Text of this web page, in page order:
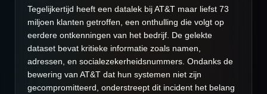
Tegelijkertijd heeft een datalek bij AT&T maar liefst 73
miljoen klanten getroffen, een onthulling die volgt op
eerdere ontkenningen van het bedrijf. De gelekte
dataset bevat kritieke informatie zoals namen,
adressen, en socialezekerheidsnummers. Ondanks de
bewering van AT&T dat hun systemen niet zijn
gecompromitteerd, onderstreept dit incident het belang